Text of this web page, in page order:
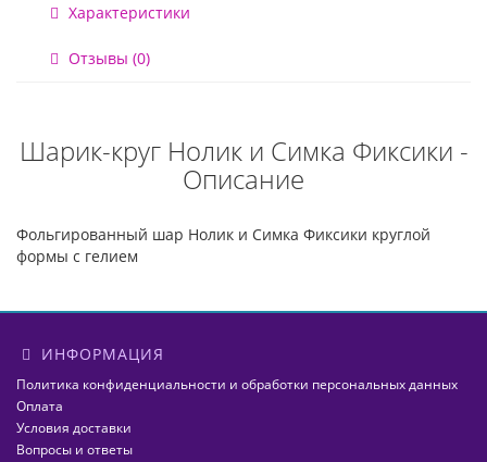
Характеристики
Отзывы (0)
Шарик-круг Нолик и Симка Фиксики -
Описание
Фольгированный шар Нолик и Симка Фиксики круглой
формы с гелием
ИНФОРМАЦИЯ
Политика конфиденциальности и обработки персональных данных
Оплата
Условия доставки
Вопросы и ответы